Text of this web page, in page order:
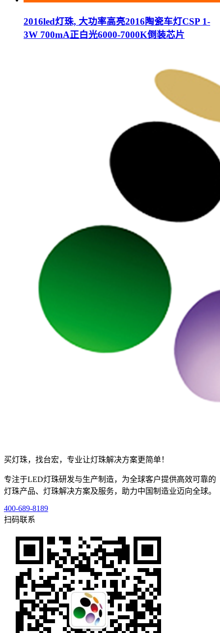
2016led灯珠, 大功率高亮2016陶瓷车灯CSP 1-
3W 700mA正白光6000-7000K倒装芯片
买灯珠，找台宏，专业让灯珠解决方案更简单！
专注于LED灯珠研发与生产制造，为全球客户提供高效可靠的
灯珠产品、灯珠解决方案及服务，助力中国制造业迈向全球。
400-689-8189
扫码联系